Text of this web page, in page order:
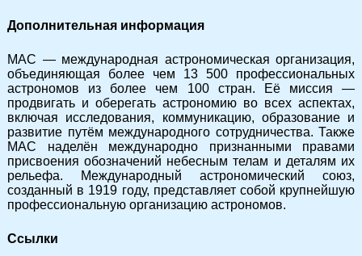
Дополнительная информация
МАС — международная астрономическая организация,
объединяющая более чем 13 500 профессиональных
астрономов из более чем 100 стран. Её миссия —
продвигать и оберегать астрономию во всех аспектах,
включая исследования, коммуникацию, образование и
развитие путём международного сотрудничества. Также
МАС наделён международно признанными правами
присвоения обозначений небесным телам и деталям их
рельефа. Международный астрономический союз,
созданный в 1919 году, представляет собой крупнейшую
профессиональную организацию астрономов.
Ссылки